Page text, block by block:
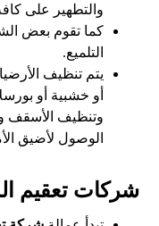
والتطهير على
كما تقوم بعض
التلميع.
يتم تنظيف
أو خشبية أو
وتنظيف الأسقف
الوصول لأضيق
شركات تعقيم